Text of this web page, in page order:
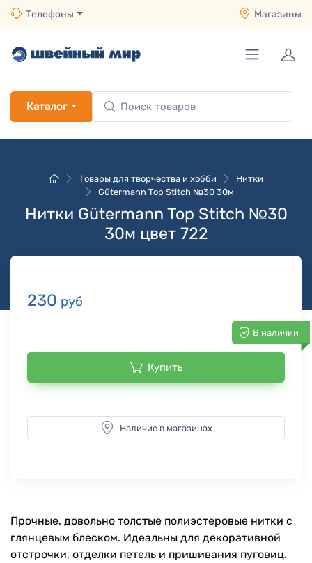
Телефоны Магазины
Каталог
Товары для творчества и хобби
Нитки
Gütermann Top Stitch №30 30м
Нитки Gütermann Top Stitch №30
30м цвет 722
230 руб
В наличии
Купить
Наличие в магазинах
Прочные, довольно толстые полиэстеровые нитки с
глянцевым блеском. Идеальны для декоративной
отстрочки, отделки петель и пришивания пуговиц.